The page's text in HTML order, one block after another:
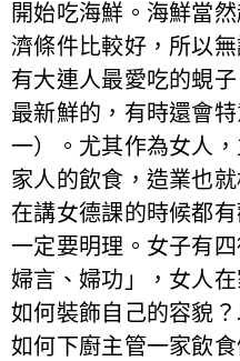
開始吃海鮮。海鮮當
濟條件比較好，所以
有大連人最愛吃的蜆
最新鮮的，有時還會
一）。尤其作為女人
家人的飲食，造業也
在講女德課的時候都
一定要明理。女子有
婦言、婦功」，女人
如何裝飾自己的容貌
如何下廚主管一家飲